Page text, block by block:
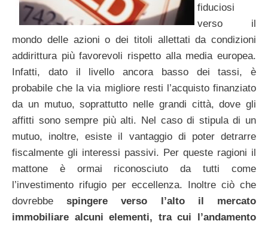
fiduciosi
verso il
mondo delle azioni o dei titoli allettati da condizioni
addirittura più favorevoli rispetto alla media europea.
Infatti, dato il livello ancora basso dei tassi, è
probabile che la via migliore resti l’acquisto finanziato
da un mutuo, soprattutto nelle grandi città, dove gli
affitti sono sempre più alti. Nel caso di stipula di un
mutuo, inoltre, esiste il vantaggio di poter detrarre
fiscalmente gli interessi passivi. Per queste ragioni il
mattone è ormai riconosciuto da tutti come
l’investimento rifugio per eccellenza. Inoltre ciò che
dovrebbespingere verso l’alto il mercato
immobiliare alcuni elementi, tra cui l’andamento